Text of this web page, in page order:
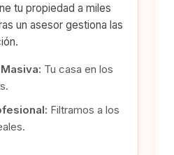
tu propiedad a miles
un asesor gestiona las
Tu casa en los
Filtramos a los